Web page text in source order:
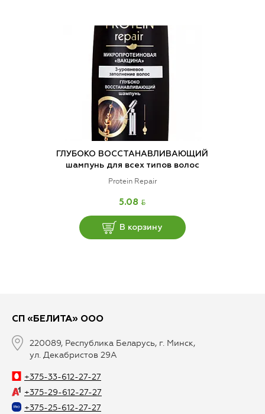
ГЛУБОКО ВОССТАНАВЛИВАЮЩИЙ
шампунь для всех типов волос
Protein Repair
5.08 BYN
В корзину
СП «БЕЛИТА» ООО
220089, Республика Беларусь, г. Минск,
ул. Декабристов 29А
+375-33-612-27-27
+375-29-612-27-27
+375-25-612-27-27